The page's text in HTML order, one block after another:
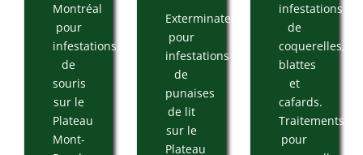
Montréal
pour
infestations
de
souris
sur le
Plateau
Mont-
Exterminateur
pour
infestations
de
punaises
de lit
sur le
Plateau
infestations
de
coquerelles,
blattes
et
cafards.
Traitements
pour